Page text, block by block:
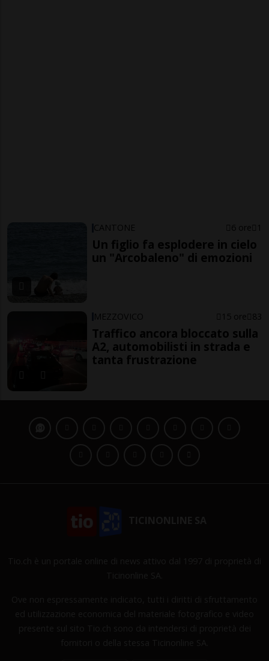
CANTONE 6 ore 1
Un figlio fa esplodere in cielo
un "Arcobaleno" di emozioni
MEZZOVICO 15 ore 83
Traffico ancora bloccato sulla
A2, automobilisti in strada e
tanta frustrazione